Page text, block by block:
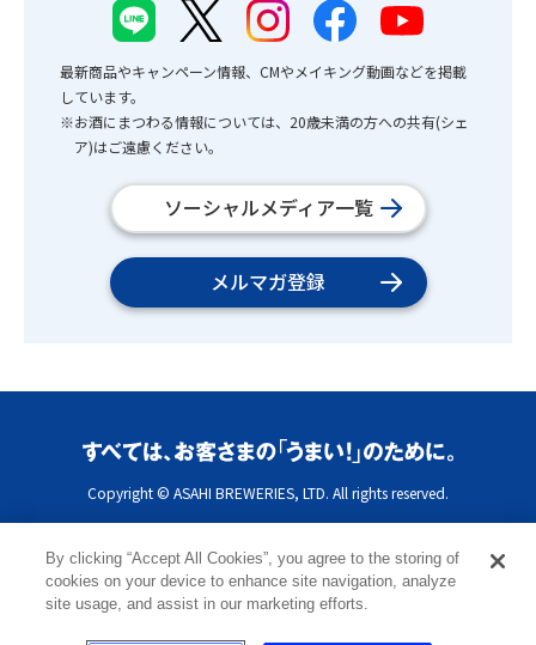
最新商品やキャンペーン情報、CMやメイキング動画などを掲載
しています。
※お酒にまつわる情報については、20歳未満の方への共有(シェ
ア)はご遠慮ください。
ソーシャルメディア一覧
メルマガ登録
Copyright © ASAHI BREWERIES, LTD. All rights reserved.
By clicking “Accept All Cookies”, you agree to the storing of
cookies on your device to enhance site navigation, analyze
site usage, and assist in our marketing efforts.